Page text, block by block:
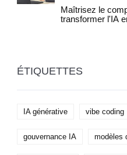
Maîtrisez le
transformer l'IA
ÉTIQUETTES
IA générative vibe coding
gouvernance IA modèles